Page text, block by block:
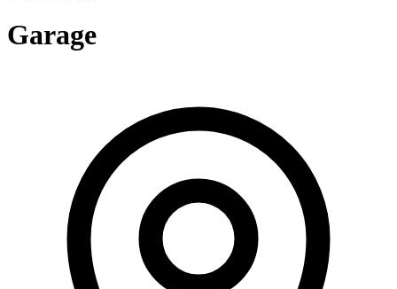
Garage